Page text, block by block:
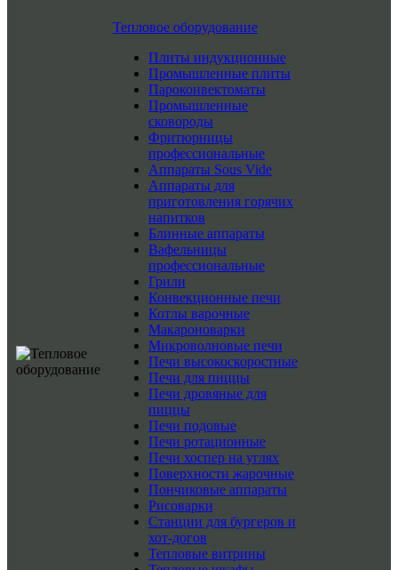
Тепловое оборудование
Плиты индукционные
Промышленные плиты
Пароконвектоматы
Промышленные
сковороды
Фритюрницы
профессиональные
Аппараты Sous Vide
Аппараты для
приготовления горячих
напитков
Блинные аппараты
Вафельницы
профессиональные
Грили
Конвекционные печи
Котлы варочные
Макароноварки
Микроволновые печи
Печи высокоскоростные
Печи для пиццы
Печи дровяные для
пиццы
Печи подовые
Печи ротационные
Печи хоспер на углях
Поверхности жарочные
Пончиковые аппараты
Рисоварки
Станции для бургеров и
хот-догов
Тепловые витрины